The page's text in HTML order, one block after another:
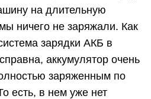
на длительную
ничего не заряжали. Как
зарядки АКБ в
аккумулятор очень
заряженным по
есть, в нем уже нет